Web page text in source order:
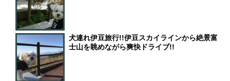
犬連れ伊豆旅行!!伊豆スカイラインから絶景富
士山を眺めながら爽快ドライブ!!